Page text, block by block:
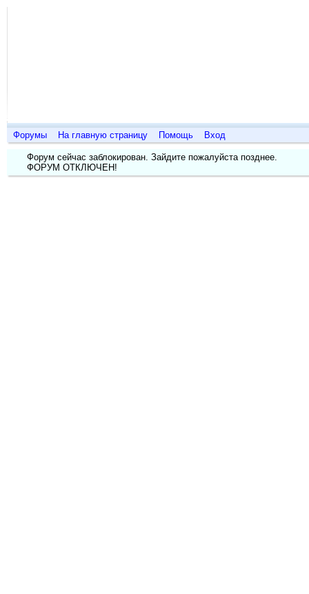
Форумы На главную страницу Помощь Вход
Форум сейчас заблокирован. Зайдите пожалуйста позднее.
ФОРУМ ОТКЛЮЧЕН!